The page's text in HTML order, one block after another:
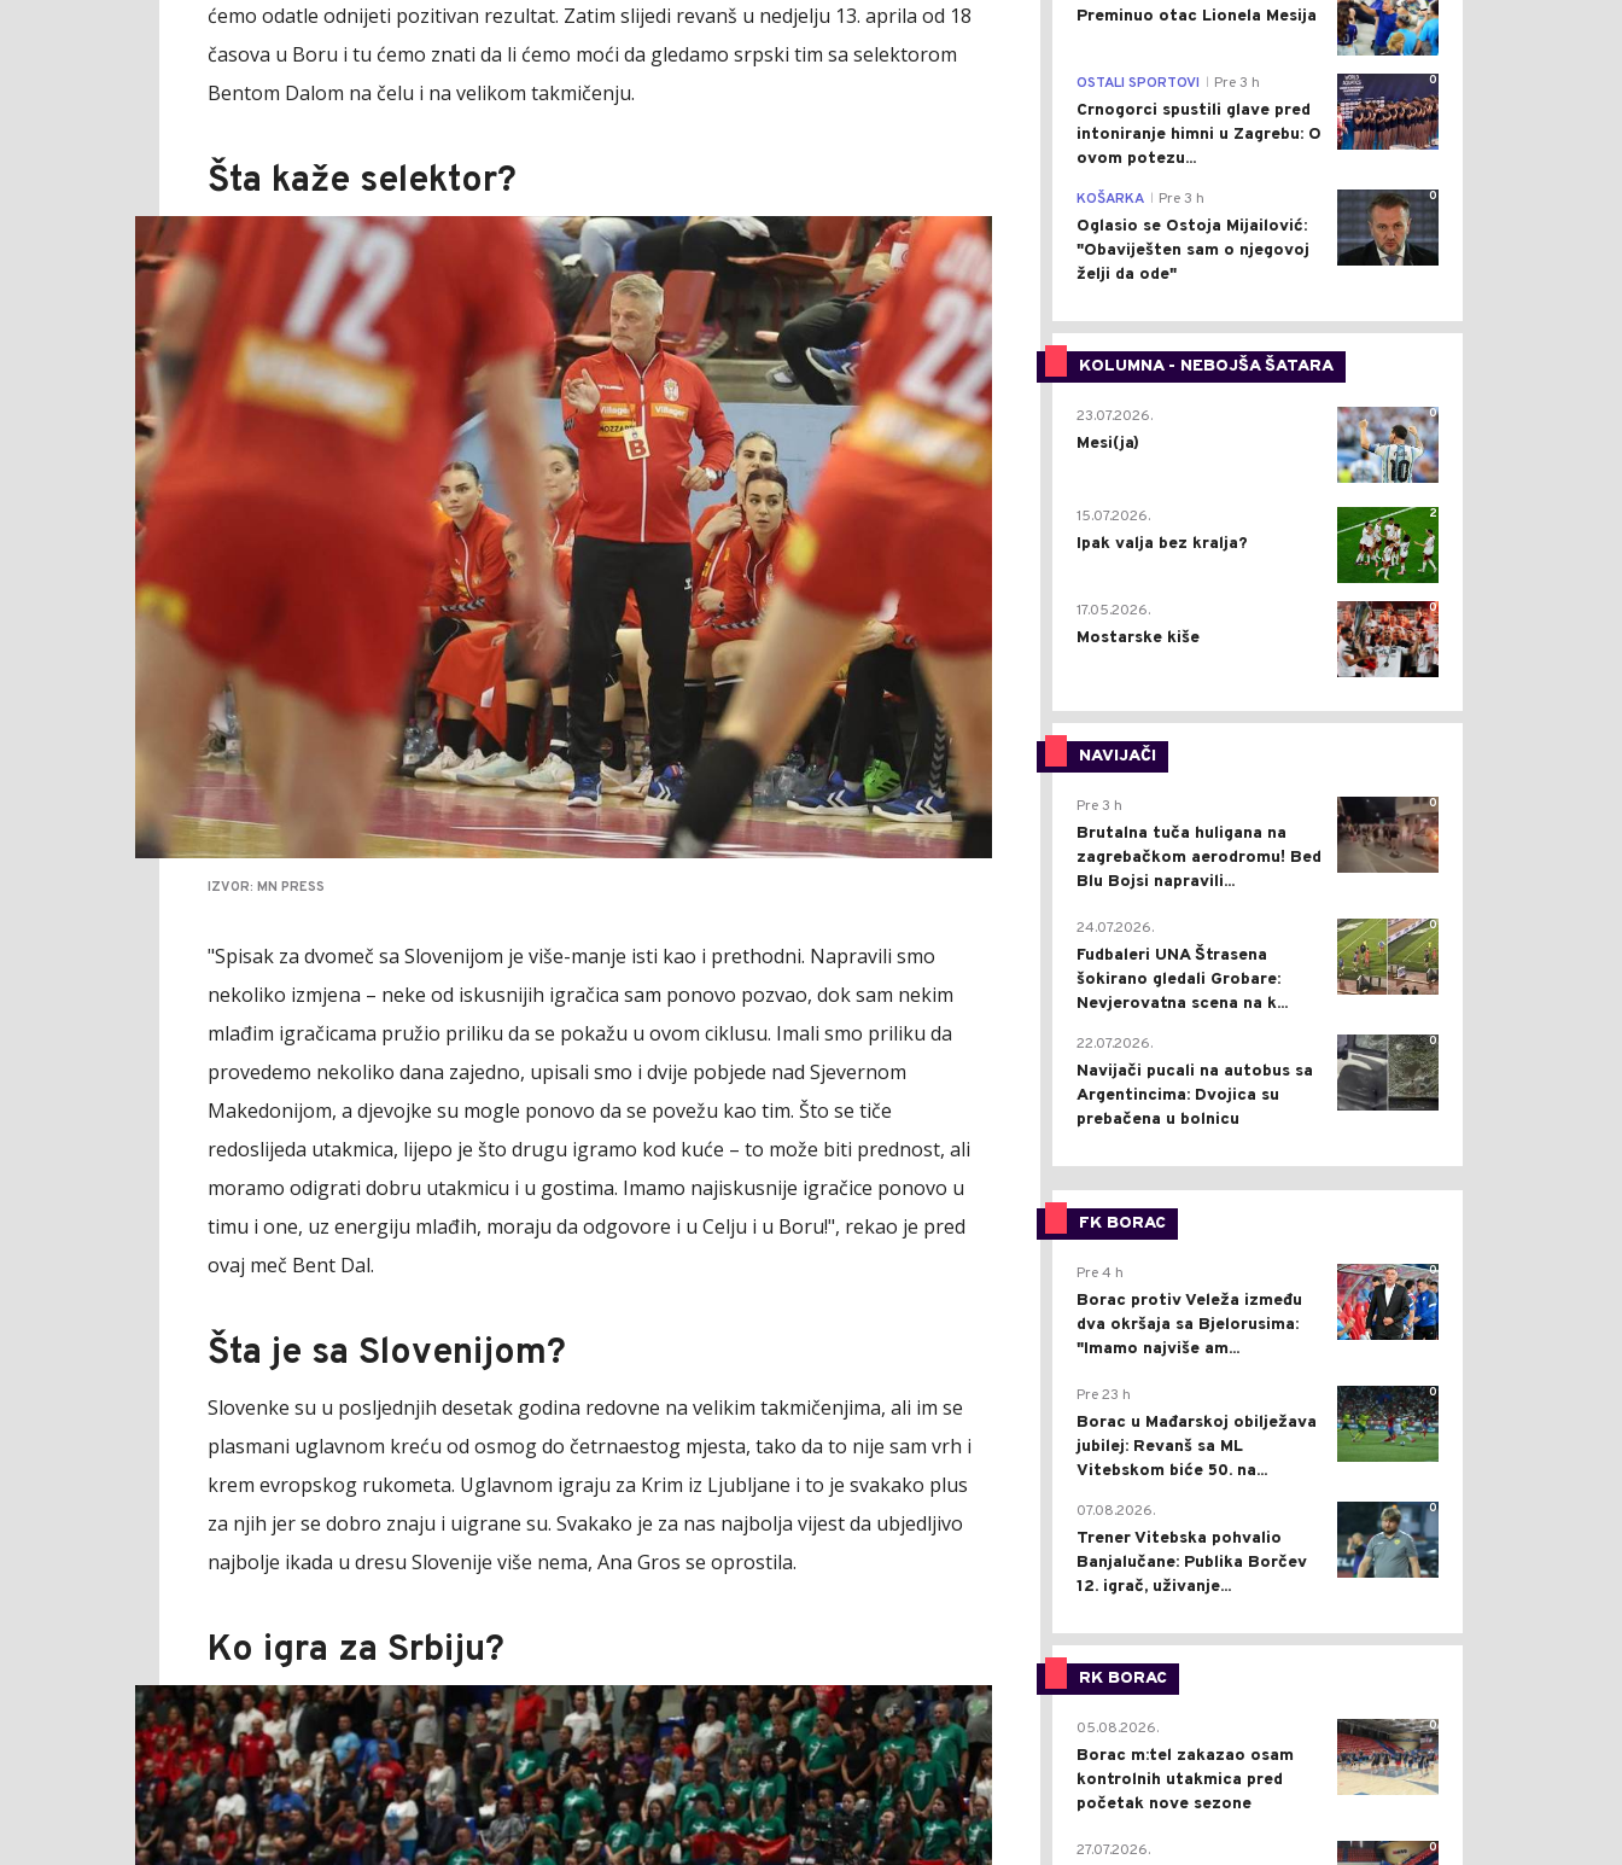
ćemo odatle odnijeti pozitivan rezultat. Zatim slijedi revanš u nedjelju 13. aprila od 18
časova u Boru i tu ćemo znati da li ćemo moći da gledamo srpski tim sa selektorom
Bentom Dalom na čelu i na velikom takmičenju.
Šta kaže selektor?
IZVOR: MN PRESS
"Spisak za dvomeč sa Slovenijom je više-manje isti kao i prethodni. Napravili smo
nekoliko izmjena – neke od iskusnijih igračica sam ponovo pozvao, dok sam nekim
mlađim igračicama pružio priliku da se pokažu u ovom ciklusu. Imali smo priliku da
provedemo nekoliko dana zajedno, upisali smo i dvije pobjede nad Sjevernom
Makedonijom, a djevojke su mogle ponovo da se povežu kao tim. Što se tiče
redoslijeda utakmica, lijepo je što drugu igramo kod kuće – to može biti prednost, ali
moramo odigrati dobru utakmicu i u gostima. Imamo najiskusnije igračice ponovo u
timu i one, uz energiju mlađih, moraju da odgovore i u Celju i u Boru!", rekao je pred
ovaj meč Bent Dal.
Šta je sa Slovenijom?
Slovenke su u posljednjih desetak godina redovne na velikim takmičenjima, ali im se
plasmani uglavnom kreću od osmog do četrnaestog mjesta, tako da to nije sam vrh i
krem evropskog rukometa. Uglavnom igraju za Krim iz Ljubljane i to je svakako plus
za njih jer se dobro znaju i uigrane su. Svakako je za nas najbolja vijest da ubjedljivo
najbolje ikada u dresu Slovenije više nema, Ana Gros se oprostila.
Ko igra za Srbiju?
Preminuo otac Lionela Mesija
0
OSTALI SPORTOVI Pre 3 h
Crnogorci spustili glave pred
intoniranje himni u Zagrebu: O
ovom potezu...
0
KOŠARKA Pre 3 h
Oglasio se Ostoja Mijailović:
"Obaviješten sam o njegovoj
želji da ode"
KOLUMNA - NEBOJŠA ŠATARA
0
23.07.2026.
Mesi(ja)
2
15.07.2026.
Ipak valja bez kralja?
0
17.05.2026.
Mostarske kiše
NAVIJAČI
0
Pre 3 h
Brutalna tuča huligana na
zagrebačkom aerodromu! Bed
Blu Bojsi napravili...
0
24.07.2026.
Fudbaleri UNA Štrasena
šokirano gledali Grobare:
Nevjerovatna scena na k...
0
22.07.2026.
Navijači pucali na autobus sa
Argentincima: Dvojica su
prebačena u bolnicu
FK BORAC
0
Pre 4 h
Borac protiv Veleža između
dva okršaja sa Bjelorusima:
"Imamo najviše am...
0
Pre 23 h
Borac u Mađarskoj obilježava
jubilej: Revanš sa ML
Vitebskom biće 50. na...
0
07.08.2026.
Trener Vitebska pohvalio
Banjalučane: Publika Borčev
12. igrač, uživanje...
RK BORAC
0
05.08.2026.
Borac m:tel zakazao osam
kontrolnih utakmica pred
početak nove sezone
0
27.07.2026.